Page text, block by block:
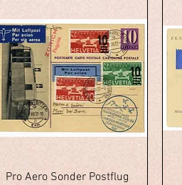
Vista rapida
Pro Aero Sonder Postflug